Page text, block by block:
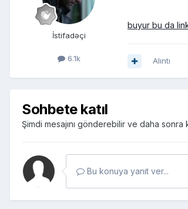
İstifadəçi
6.1k
buyur bu da
Alıntı
Sohbete katıl
Şimdi mesajını gönderebilir ve daha
Bu konuya yanıt ver...